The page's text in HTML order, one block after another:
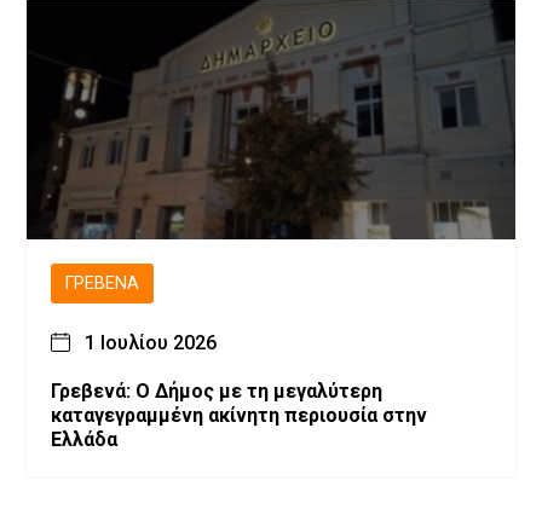
ΓΡΕΒΕΝΆ
1 Ιουλίου 2026
Γρεβενά: Ο Δήμος με τη μεγαλύτερη
καταγεγραμμένη ακίνητη περιουσία στην
Ελλάδα